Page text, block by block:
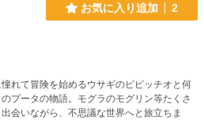
お気に入り追加 2
れて冒険を始めるウサギのピピッチオと何
プータの物語。モグラのモグリン等たくさ
会いながら、不思議な世界へと旅立ちま